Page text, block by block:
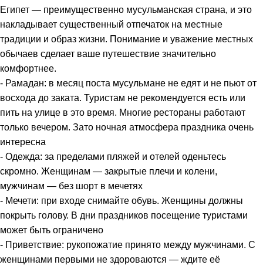
Египет — преимущественно мусульманская страна, и это
накладывает существенный отпечаток на местные
традиции и образ жизни. Понимание и уважение местных
обычаев сделает ваше путешествие значительно
комфортнее.
- Рамадан: в месяц поста мусульмане не едят и не пьют от
восхода до заката. Туристам не рекомендуется есть или
пить на улице в это время. Многие рестораны работают
только вечером. Зато ночная атмосфера праздника очень
интересна
- Одежда: за пределами пляжей и отелей оденьтесь
скромно. Женщинам — закрытые плечи и колени,
мужчинам — без шорт в мечетях
- Мечети: при входе снимайте обувь. Женщины должны
покрыть голову. В дни праздников посещение туристами
может быть ограничено
- Приветствие: рукопожатие принято между мужчинами. С
женщинами первыми не здороваются — ждите её